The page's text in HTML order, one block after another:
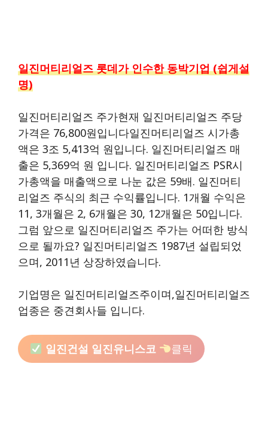
일진머티리얼즈 롯데가 인수한 동박기업 (쉽게설
명)
일진머티리얼즈 주가현재 일진머티리얼즈 주당
가격은 76,800원입니다일진머티리얼즈 시가총
액은 3조 5,413억 원입니다. 일진머티리얼즈 매
출은 5,369억 원 입니다. 일진머티리얼즈 PSR시
가총액을 매출액으로 나눈 값은 59배. 일진머티
리얼즈 주식의 최근 수익률입니다. 1개월 수익은
11, 3개월은 2, 6개월은 30, 12개월은 50입니다.
그럼 앞으로 일진머티리얼즈 주가는 어떠한 방식
으로 될까요? 일진머티리얼즈 1987년 설립되었
으며, 2011년 상장하였습니다.
기업명은 일진머티리얼즈주이며,일진머티리얼즈
업종은 중견회사들 입니다.
일진건설 일진유니스코 클릭